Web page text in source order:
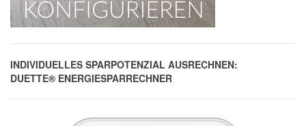
INDIVIDUELLES SPARPOTENZIAL AUSRECHNEN:
DUETTE® ENERGIESPARRECHNER